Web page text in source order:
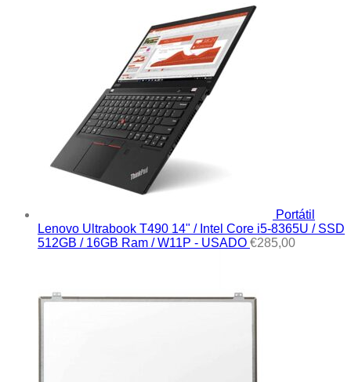
Portátil
Lenovo Ultrabook T490 14" / Intel Core i5-8365U / SSD
512GB / 16GB Ram / W11P - USADO €285,00